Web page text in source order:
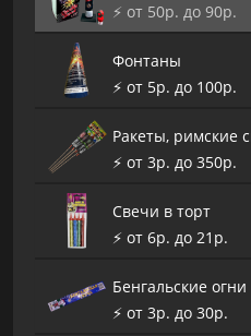
⚡️ от 50р. до 90р.
Фонтаны
⚡️ от 5р. до 100р.
Ракеты, римские
⚡️ от 3р. до 350р.
Cвечи в торт
⚡️ от 6р. до 21р.
Бенгальские огни
⚡️ от 3р. до 30р.